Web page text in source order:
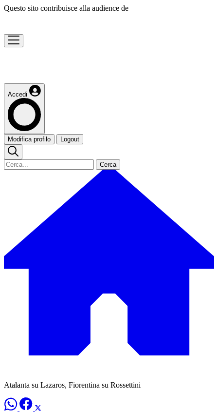
Questo sito contribuisce alla audience de
Accedi
Modifica profilo Logout
Cerca
Atalanta su Lazaros, Fiorentina su Rossettini